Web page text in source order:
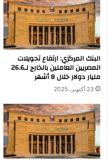
البنك المركزي: ارتفاع تحويلات
المصريين العاملين بالخارج لـ26.6
مليار دولار خلال 8 أشهر
23 أكتوبر، 2025